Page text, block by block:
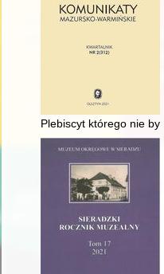
Plebiscyt którego nie